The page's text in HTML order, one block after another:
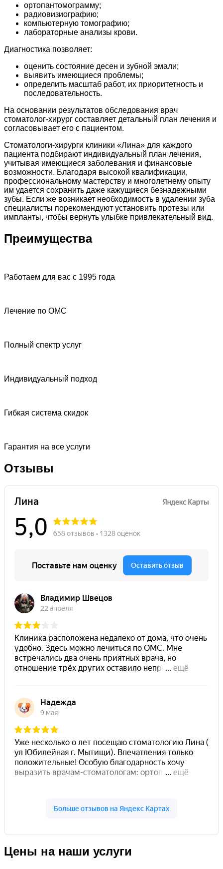
ортопантомограмму;
радиовизиографию;
компьютерную томографию;
лабораторные анализы крови.
Диагностика позволяет:
оценить состояние десен и зубной эмали;
выявить имеющиеся проблемы;
определить масштаб работ, их приоритетность и
последовательность.
На основании результатов обследования врач
стоматолог-хирург составляет детальный план лечения и
согласовывает его с пациентом.
Стоматологи-хирурги клиники «Лина» для каждого
пациента подбирают индивидуальный план лечения,
учитывая имеющиеся заболевания и финансовые
возможности. Благодаря высокой квалификации,
профессиональному мастерству и многолетнему опыту
им удается сохранить даже кажущиеся безнадежными
зубы. Если же возникает необходимость в удалении зуба
специалисты порекомендуют установить протезы или
импланты, чтобы вернуть улыбке привлекательный вид.
Преимущества
Работаем для вас с 1995 года
Лечение по ОМС
Полный спектр услуг
Индивидуальный подход
Гибкая система скидок
Гарантия на все услуги
Отзывы
Цены на наши услуги